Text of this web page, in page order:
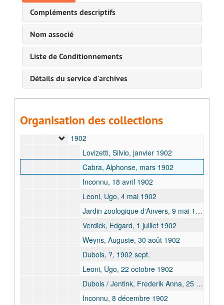
Compléments descriptifs
Nom associé
Liste de Conditionnements
Détails du service d'archives
Organisation des collections
Documents concernant les conditions matérielles d'une envoi des collections, 1900-1909
Dossiers concernant l' échange des collections, 1900-1908
Dossiers concernant la vente des collections, 1900-1901
Dossiers concernant l'envoi des collections de Mammifères, 1896-1908
1896
1901
1902
Lovizetti, Silvio, janvier 1902
Cabra, Alphonse, mars 1902
Inconnu, 18 avril 1902
Leoni, Ugo, 4 mai 1902
Jardin zoologique d'Anvers, 9 mai 1902 - 10 mai 1902
Verdick, Edgard, 1 juillet 1902
Weyns, Auguste, 30 août 1902
Dubois, ?, 1902 sept.
Leoni, Ugo, 22 octobre 1902
Dubois / Jentink, Frederik Anna, 25 novembre 1902
Inconnu, 8 décembre 1902